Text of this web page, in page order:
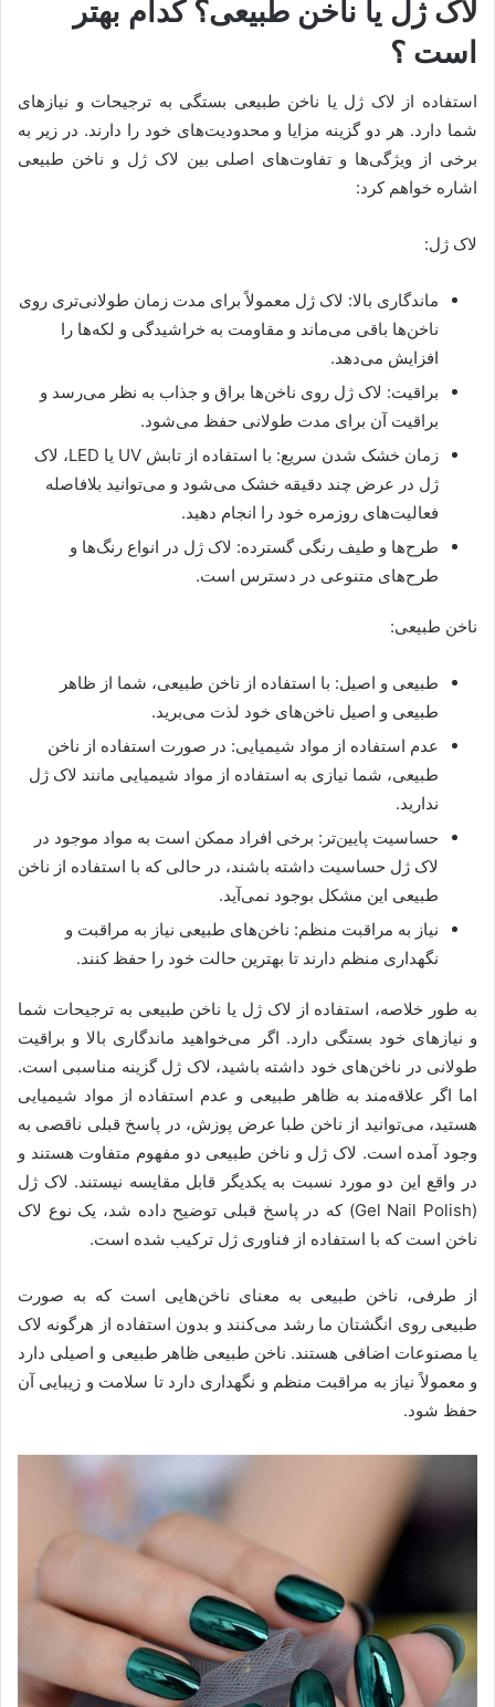
لاک ژل یا ناخن طبیعی؟ کدام بهتر
است ؟
استفاده از لاک ژل یا ناخن طبیعی بستگی به ترجیحات و نیازهای
شما دارد. هر دو گزینه مزایا و محدودیت‌های خود را دارند. در زیر به
برخی از ویژگی‌ها و تفاوت‌های اصلی بین لاک ژل و ناخن طبیعی
اشاره خواهم کرد:
لاک ژل:
ماندگاری بالا: لاک ژل معمولاً برای مدت زمان طولانی‌تری روی
ناخن‌ها باقی می‌ماند و مقاومت به خراشیدگی و لکه‌ها را
افزایش می‌دهد.
براقیت: لاک ژل روی ناخن‌ها براق و جذاب به نظر می‌رسد و
براقیت آن برای مدت طولانی حفظ می‌شود.
زمان خشک شدن سریع: با استفاده از تابش UV یا LED، لاک
ژل در عرض چند دقیقه خشک می‌شود و می‌توانید بلافاصله
فعالیت‌های روزمره خود را انجام دهید.
طرح‌ها و طیف رنگی گسترده: لاک ژل در انواع رنگ‌ها و
طرح‌های متنوعی در دسترس است.
ناخن طبیعی:
طبیعی و اصیل: با استفاده از ناخن طبیعی، شما از ظاهر
طبیعی و اصیل ناخن‌های خود لذت می‌برید.
عدم استفاده از مواد شیمیایی: در صورت استفاده از ناخن
طبیعی، شما نیازی به استفاده از مواد شیمیایی مانند لاک ژل
ندارید.
حساسیت پایین‌تر: برخی افراد ممکن است به مواد موجود در
لاک ژل حساسیت داشته باشند، در حالی که با استفاده از ناخن
طبیعی این مشکل بوجود نمی‌آید.
نیاز به مراقبت منظم: ناخن‌های طبیعی نیاز به مراقبت و
نگهداری منظم دارند تا بهترین حالت خود را حفظ کنند.
به طور خلاصه، استفاده از لاک ژل یا ناخن طبیعی به ترجیحات شما
و نیازهای خود بستگی دارد. اگر می‌خواهید ماندگاری بالا و براقیت
طولانی در ناخن‌های خود داشته باشید، لاک ژل گزینه مناسبی است.
اما اگر علاقه‌مند به ظاهر طبیعی و عدم استفاده از مواد شیمیایی
هستید، می‌توانید از ناخن طبا عرض پوزش، در پاسخ قبلی ناقصی به
وجود آمده است. لاک ژل و ناخن طبیعی دو مفهوم متفاوت هستند و
در واقع این دو مورد نسبت به یکدیگر قابل مقایسه نیستند. لاک ژل
(Gel Nail Polish) که در پاسخ قبلی توضیح داده شد، یک نوع لاک
ناخن است که با استفاده از فناوری ژل ترکیب شده است.
از طرفی، ناخن طبیعی به معنای ناخن‌هایی است که به صورت
طبیعی روی انگشتان ما رشد می‌کنند و بدون استفاده از هرگونه لاک
یا مصنوعات اضافی هستند. ناخن طبیعی ظاهر طبیعی و اصیلی دارد
و معمولاً نیاز به مراقبت منظم و نگهداری دارد تا سلامت و زیبایی آن
حفظ شود.